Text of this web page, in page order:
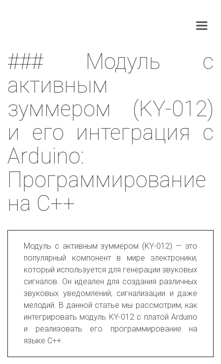
### Модуль с
активным
зуммером (KY-012)
и его интеграция с
Arduino:
Программирование
на C++
Модуль с активным зуммером (KY-012) — это
популярный компонент в мире электроники,
который используется для генерации звуковых
сигналов. Он идеален для создания различных
звуковых уведомлений, сигнализации и даже
мелодий. В данной статье мы рассмотрим, как
интегрировать модуль KY-012 с платой Arduino
и реализовать его программирование на
языке C++.